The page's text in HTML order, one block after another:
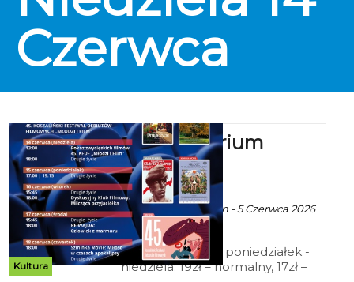
Czerwca
Kultura
Kino Kryterium
zaprasza
ekoszalin POLECA
Ala za CK105 Koszalin - 5 Czerwca 2026
godz. 4:40
Cennik: Bilety 2D poniedziałek -
niedziela: 19zł – normalny, 17zł –